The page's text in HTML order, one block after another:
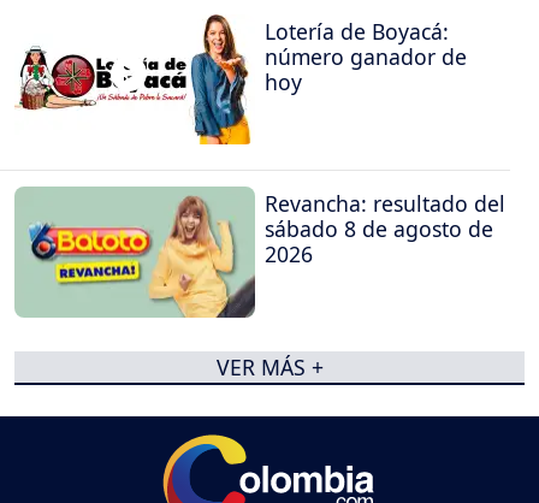
Lotería de Boyacá:
número ganador de
hoy
Revancha: resultado del
sábado 8 de agosto de
2026
VER MÁS +